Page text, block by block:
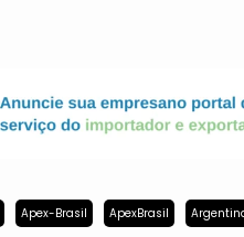
Apex-Brasil ApexBrasil